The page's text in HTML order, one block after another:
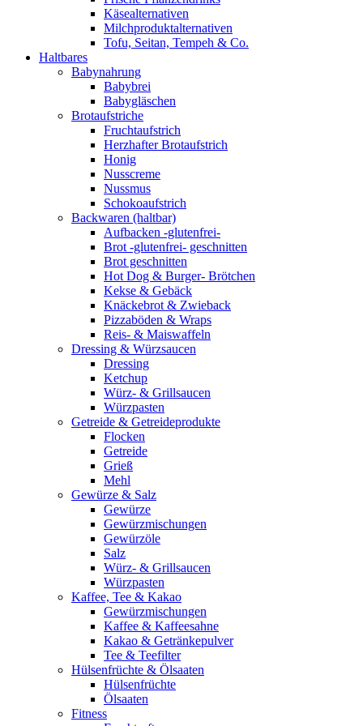
Käsealternativen
Milchproduktalternativen
Tofu, Seitan, Tempeh & Co.
Haltbares
Babynahrung
Babybrei
Babygläschen
Brotaufstriche
Fruchtaufstrich
Herzhafter Brotaufstrich
Honig
Nusscreme
Nussmus
Schokoaufstrich
Backwaren (haltbar)
Aufbacken -glutenfrei-
Brot -glutenfrei- geschnitten
Brot geschnitten
Hot Dog & Burger- Brötchen
Kekse & Gebäck
Knäckebrot & Zwieback
Pizzaböden & Wraps
Reis- & Maiswaffeln
Dressing & Würzsaucen
Dressing
Ketchup
Würz- & Grillsaucen
Würzpasten
Getreide & Getreideprodukte
Flocken
Getreide
Grieß
Mehl
Gewürze & Salz
Gewürze
Gewürzmischungen
Gewürzöle
Salz
Würz- & Grillsaucen
Würzpasten
Kaffee, Tee & Kakao
Gewürzmischungen
Kaffee & Kaffeesahne
Kakao & Getränkepulver
Tee & Teefilter
Hülsenfrüchte & Ölsaaten
Hülsenfrüchte
Ölsaaten
Fitness